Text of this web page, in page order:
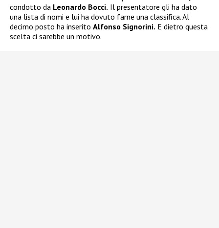
condotto da Leonardo Bocci. Il presentatore gli ha dato
una lista di nomi e lui ha dovuto farne una classifica. Al
decimo posto ha inserito Alfonso Signorini. E dietro questa
scelta ci sarebbe un motivo.